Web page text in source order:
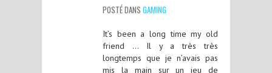
POSTÉ DANS GAMING
It’s been a long time my old
friend … Il y a très très
longtemps que je n’avais pas
mis la main sur un jeu de